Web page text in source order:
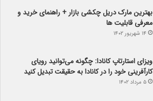
بهترین مارک دریل چکشی بازار + راهنمای خرید و
معرفی قابلیت ها
۱۴ شهریور ۱۴۰۲
ویزای استارتاپ کانادا: چگونه می‌توانید رویای
کارآفرینی خود را در کانادا به حقیقت تبدیل کنید
۵ مرداد ۱۴۰۲